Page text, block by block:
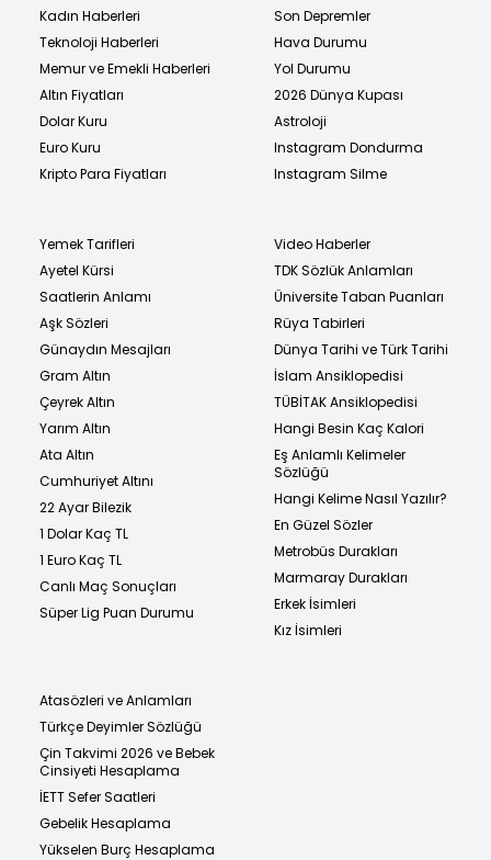
Kadın Haberleri
Teknoloji Haberleri
Memur ve Emekli Haberleri
Altın Fiyatları
Dolar Kuru
Euro Kuru
Kripto Para Fiyatları
Son Depremler
Hava Durumu
Yol Durumu
2026 Dünya Kupası
Astroloji
Instagram Dondurma
Instagram Silme
Yemek Tarifleri
Ayetel Kürsi
Saatlerin Anlamı
Aşk Sözleri
Günaydın Mesajları
Gram Altın
Çeyrek Altın
Yarım Altın
Ata Altın
Cumhuriyet Altını
22 Ayar Bilezik
1 Dolar Kaç TL
1 Euro Kaç TL
Canlı Maç Sonuçları
Süper Lig Puan Durumu
Video Haberler
TDK Sözlük Anlamları
Üniversite Taban Puanları
Rüya Tabirleri
Dünya Tarihi ve Türk Tarihi
İslam Ansiklopedisi
TÜBİTAK Ansiklopedisi
Hangi Besin Kaç Kalori
Eş Anlamlı Kelimeler
Sözlüğü
Hangi Kelime Nasıl Yazılır?
En Güzel Sözler
Metrobüs Durakları
Marmaray Durakları
Erkek İsimleri
Kız İsimleri
Atasözleri ve Anlamları
Türkçe Deyimler Sözlüğü
Çin Takvimi 2026 ve Bebek
Cinsiyeti Hesaplama
İETT Sefer Saatleri
Gebelik Hesaplama
Yükselen Burç Hesaplama